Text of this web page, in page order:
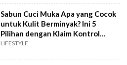
Sabun Cuci Muka Apa yang Cocok
untuk Kulit Berminyak? Ini 5
Pilihan dengan Klaim Kontrol
Minyak
LIFESTYLE